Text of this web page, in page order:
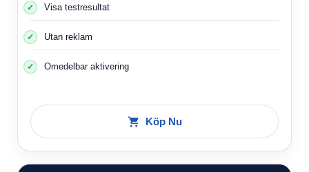
Visa testresultat
Utan reklam
Omedelbar aktivering
Köp Nu